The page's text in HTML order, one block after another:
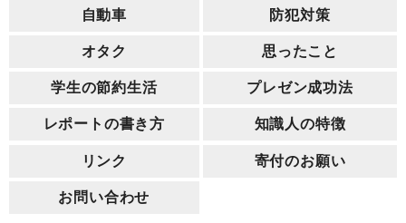
自動車 防犯対策
オタク 思ったこと
学生の節約生活 プレゼン成功法
レポートの書き方 知識人の特徴
リンク 寄付のお願い
お問い合わせ